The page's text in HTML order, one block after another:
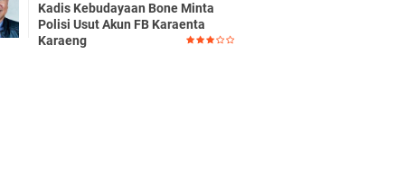
Kadis Kebudayaan Bone Minta
Polisi Usut Akun FB Karaenta
Karaeng